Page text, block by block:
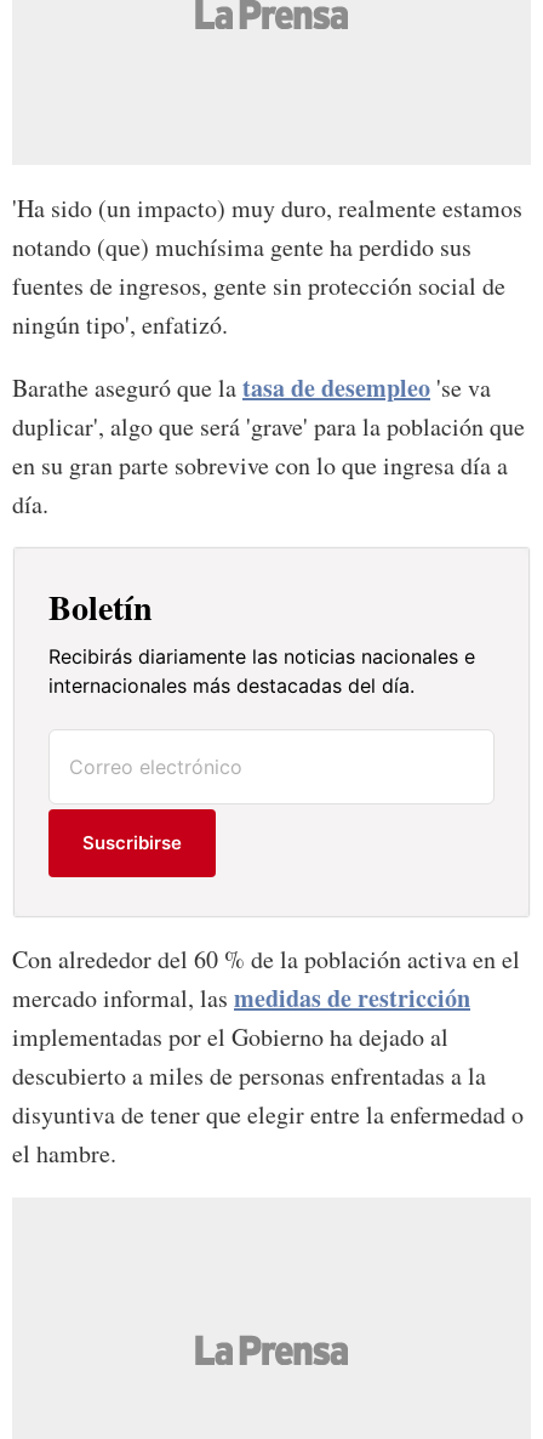
'Ha sido (un impacto) muy duro, realmente estamos
notando (que) muchísima gente ha perdido sus
fuentes de ingresos, gente sin protección social de
ningún tipo', enfatizó.
Barathe aseguró que latasa de desempleo 'se va
duplicar', algo que será 'grave' para la población que
en su gran parte sobrevive con lo que ingresa día a
día.
Boletín
Recibirás diariamente las noticias nacionales e
internacionales más destacadas del día.
Suscribirse
Con alrededor del 60 % de la población activa en el
mercado informal, las medidas de restricción
implementadas por el Gobierno ha dejado al
descubierto a miles de personas enfrentadas a la
disyuntiva de tener que elegir entre la enfermedad o
el hambre.